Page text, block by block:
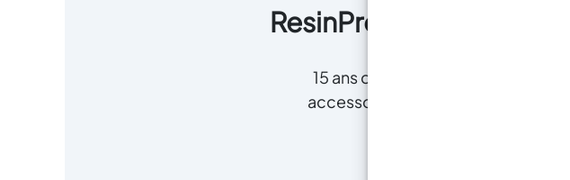
ResinPro : une
15 ans d'expérience à votre
accessoires pour la créativité,